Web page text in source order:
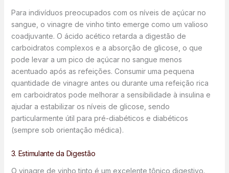
Para indivíduos preocupados com os níveis de açúcar no
sangue, o vinagre de vinho tinto emerge como um valioso
coadjuvante. O ácido acético retarda a digestão de
carboidratos complexos e a absorção de glicose, o que
pode levar a um pico de açúcar no sangue menos
acentuado após as refeições. Consumir uma pequena
quantidade de vinagre antes ou durante uma refeição rica
em carboidratos pode melhorar a sensibilidade à insulina e
ajudar a estabilizar os níveis de glicose, sendo
particularmente útil para pré-diabéticos e diabéticos
(sempre sob orientação médica).
3. Estimulante da Digestão
O vinagre de vinho tinto é um excelente tônico digestivo.